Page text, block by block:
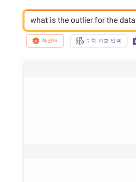
what is the outlier for the
자연어 수학 기호 입력